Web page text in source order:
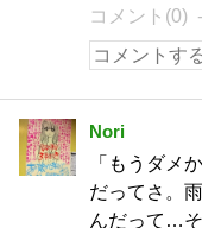
コメント(0)
Nori
「もうダメ
だってさ。
んだって…